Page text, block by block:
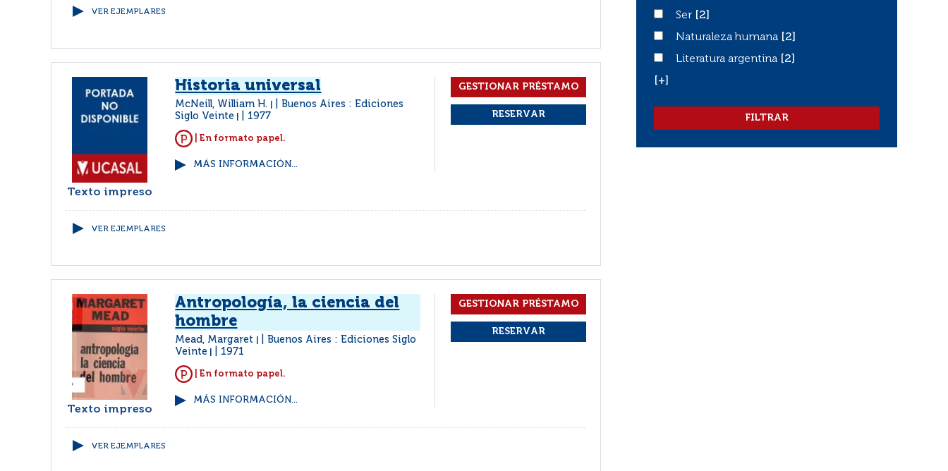
VER EJEMPLARES
Texto impreso
Historia universal
McNeill, William H.
Buenos Aires : Ediciones
Siglo Veinte
1977
| En formato papel.
MÁS INFORMACIÓN...
VER EJEMPLARES
Texto impreso
Antropología, la ciencia del
hombre
Mead, Margaret
Buenos Aires : Ediciones Siglo
Veinte
1971
| En formato papel.
MÁS INFORMACIÓN...
VER EJEMPLARES
Ser
Ser
[2]
Naturaleza humana
Naturaleza humana
[2]
Literatura argentina
Literatura argentina
[2]
[+]